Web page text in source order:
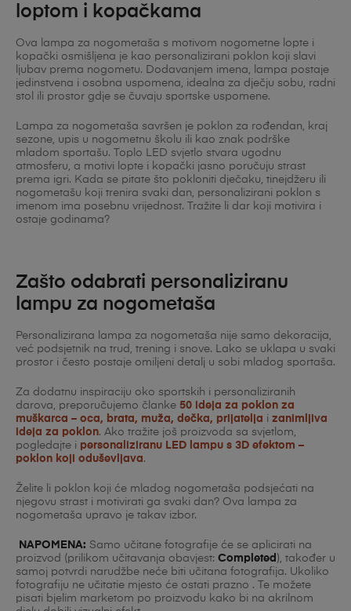
loptom i kopačkama
Ova lampa za nogometaša s motivom nogometne lopte i
kopački osmišljena je kao personalizirani poklon koji slavi
ljubav prema nogometu. Dodavanjem imena, lampa postaje
jedinstvena i osobna uspomena, idealna za dječju sobu, radni
stol ili prostor gdje se čuvaju sportske uspomene.
Lampa za nogometaša savršen je poklon za rođendan, kraj
sezone, upis u nogometnu školu ili kao znak podrške
mladom sportašu. Toplo LED svjetlo stvara ugodnu
atmosferu, a motivi lopte i kopački jasno poručuju strast
prema igri. Kada se pitate što pokloniti dječaku, tinejdžeru ili
nogometašu koji trenira svaki dan, personalizirani poklon s
imenom ima posebnu vrijednost. Tražite li dar koji motivira i
ostaje godinama?
Zašto odabrati personaliziranu
lampu za nogometaša
Personalizirana lampa za nogometaša nije samo dekoracija,
već podsjetnik na trud, trening i snove. Lako se uklapa u svaki
prostor i često postaje omiljeni detalj u sobi mladog sportaša.
Za dodatnu inspiraciju oko sportskih i personaliziranih
darova, preporučujemo članke 50 ideja za poklon za
muškarca – oca, brata, muža, dečka, prijatelja i zanimljiva
ideja za poklon. Ako tražite još proizvoda sa svjetlom,
pogledajte i personaliziranu LED lampu s 3D efektom –
poklon koji oduševljava.
Želite li poklon koji će mladog nogometaša podsjećati na
njegovu strast i motivirati ga svaki dan? Ova lampa za
nogometaša upravo je takav izbor.
NAPOMENA: Samo učitane fotografije će se aplicirati na
proizvod (prilikom učitavanja obavjest: Completed ), također u
samoj potvrdi narudžbe neće biti učitana fotografija. Ukoliko
fotografiju ne učitatie mjesto će ostati prazno . Te možete
pisati bjelim marketom po proizvodu kako bi na akrilnom